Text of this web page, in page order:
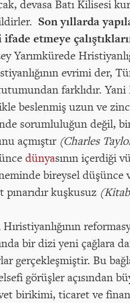
devasa Batı Kilisesi
Son yıllarda
ifade etmeye
Yarımkürede
evrimi der,
farklıdır.
beslenmiş uzun ve
sorumluluğun değil,
açmıştır (Charles
dünyasının içerdiği
bireysel
pınarıdır kuşkusuz
Hıristiyanlığının
bir dizi yeni çağlara
gerçekleşmiştir. Bu
görüşler açısından
birikimi, ticaret ve